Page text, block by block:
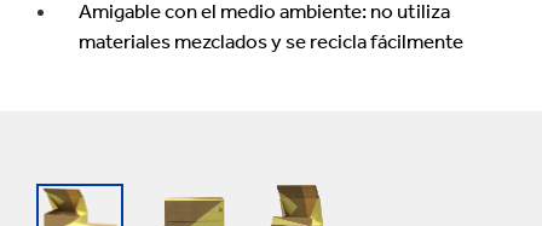
Amigable con el medio ambiente: no utiliza
materiales mezclados y se recicla fácilmente